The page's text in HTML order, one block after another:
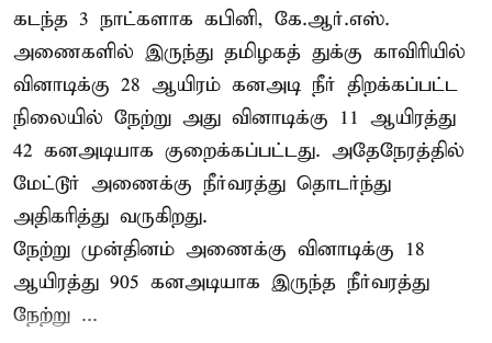
கடந்த 3 நாட்களாக கபினி, கே.ஆர்.எஸ்.
அணைகளில் இருந்து தமிழகத் துக்கு காவிரியில்
வினாடிக்கு 28 ஆயிரம் கனஅடி நீர் திறக்கப்பட்ட
நிலையில் நேற்று அது வினாடிக்கு 11 ஆயிரத்து
42 கனஅடியாக குறைக்கப்பட்டது. அதேநேரத்தில்
மேட்டூர் அணைக்கு நீர்வரத்து தொடர்ந்து
அதிகரித்து வருகிறது.
நேற்று முன்தினம் அணைக்கு வினாடிக்கு 18
ஆயிரத்து 905 கனஅடியாக இருந்த நீர்வரத்து
நேற்று ...